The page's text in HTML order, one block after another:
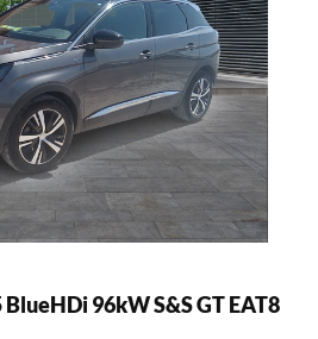
BlueHDi 96kW S&S GT EAT8